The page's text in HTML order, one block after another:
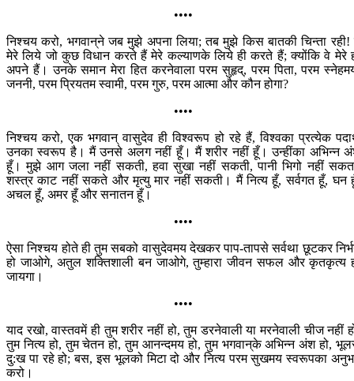
••••
निश्चय करो, भगवान‍्ने जब मुझे अपना लिया; तब मुझे किस बातकी चिन्ता रही!
मेरे लिये जो कुछ विधान करते हैं मेरे कल्याणके लिये ही करते हैं; क्योंकि वे मेरे
अपने हैं। उनके समान मेरा हित करनेवाला परम सुहृद्, परम पिता, परम
जननी, परम प्रियतम स्वामी, परम गुरु, परम आत्मा और कौन होगा?
••••
निश्चय करो, एक भगवान् वासुदेव ही विश्वरूप हो रहे हैं, विश्वका प्रत्येक
उनका स्वरूप है। मैं उनसे अलग नहीं हूँ। मैं शरीर नहीं हूँ। उन्हींका अभिन्न
हूँ। मुझे आग जला नहीं सकती, हवा सुखा नहीं सकती, पानी भिगो नहीं
शस्त्र काट नहीं सकते और मृत्यु मार नहीं सकती। मैं नित्य हूँ, सर्वगत हूँ, घन
अचल हूँ, अमर हूँ और सनातन हूँ।
••••
ऐसा निश्चय होते ही तुम सबको वासुदेवमय देखकर पाप-तापसे सर्वथा छूटकर
हो जाओगे, अतुल शक्तिशाली बन जाओगे, तुम्हारा जीवन सफल और कृतकृत्य
जायगा।
••••
याद रखो, वास्तवमें ही तुम शरीर नहीं हो, तुम डरनेवाली या मरनेवाली चीज नहीं
तुम नित्य हो, तुम चेतन हो, तुम आनन्दमय हो, तुम भगवान‍्के अभिन्न अंश हो,
दु:ख पा रहे हो; बस, इस भूलको मिटा दो और नित्य परम सुखमय स्वरूपका
करो।